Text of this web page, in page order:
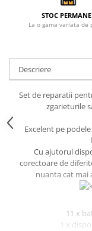
STOC
La o gama variata de
Descriere
Set de reparatii
zgarieturile
Excelent pe
Cu ajutorul
corectoare de
nuanta cat mai
11 x
1 x